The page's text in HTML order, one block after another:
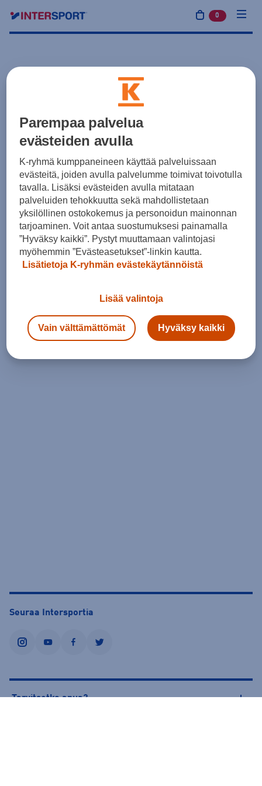
0 tuotetta
Seuraa Intersportia
instagramyoutubefacebooktwitter
Tarvitsetko apua?
Parempaa palvelua
evästeiden avulla
K-ryhmä kumppaneineen käyttää palveluissaan
evästeitä, joiden avulla palvelumme toimivat toivotulla
tavalla. Lisäksi evästeiden avulla mitataan
palveluiden tehokkuutta sekä mahdollistetaan
yksilöllinen ostokokemus ja personoidun mainonnan
tarjoaminen. Voit antaa suostumuksesi painamalla
”Hyväksy kaikki”. Pystyt muuttamaan valintojasi
myöhemmin ”Evästeasetukset”-linkin kautta.
Lisätietoja K-ryhmän evästekäytännöistä
Lisää valintoja
Vain välttämättömät Hyväksy kaikki